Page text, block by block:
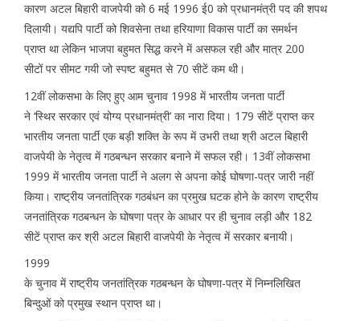
कारण अटल बिहारी वाजपेयी को 6 मई 1996 ई0 को प्रधानमंत्री पद की शपथ
दिलायी। यद्यपि पार्टी को शिवसेना तथा हरियाणा विकास पार्टी का समर्थन
प्राप्त था लेकिन भाजपा बहुमत सिद्ध करने में असफल रही और मात्र 200
सीटों पर सीमट गयी जो स्पष्ट बहुमत से 70 सीटें कम थी।
12वीं लोकसभा के लिए हुए आम चुनाव 1998 में भारतीय जनता पार्टी
ने ‘स्थिर सरकार एवं योग्य प्रधानमंत्री’ का नारा दिया। 179 सीटें प्राप्त कर
भारतीय जनता पार्टी एक बड़ी शक्ति के रूप में उभरी तथा श्री अटल बिहारी
वाजपेयी के नेतृत्व में गठबन्धन सरकार बनाने में सफल रही। 13वीं लोकसभा
1999 में भारतीय जनता पार्टी ने अलग से अपना कोई घोषणा-पत्र जारी नहीं
किया। राष्ट्रीय जनतांत्रिक गठबंधन का प्रमुख घटक होने के कारण राष्ट्रीय
जनतांत्रिक गठबन्धन के घोषणा पत्र के आधार पर ही चुनाव लड़ी और 182
सीटें प्राप्त कर श्री अटल बिहारी वाजपेयी के नेतृत्व में सरकार बनायी।
1999
के चुनाव में राष्ट्रीय जनतांत्रिक गठबन्धन के घोषणा-पत्र में निम्नलिखित
बिन्दुओं को प्रमुख स्थान प्राप्त था।